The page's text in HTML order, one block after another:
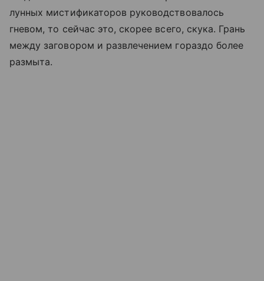
лунных мистификаторов руководствовалось
гневом, то сейчас это, скорее всего, скука. Грань
между заговором и развлечением гораздо более
размыта.